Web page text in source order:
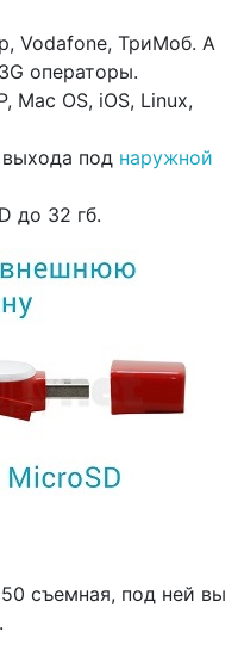
Vodafone, ТриМоб. А
операторы.
Mac OS, iOS, Linux,
выхода под наружной
до 32 гб.
съемная, под ней вы